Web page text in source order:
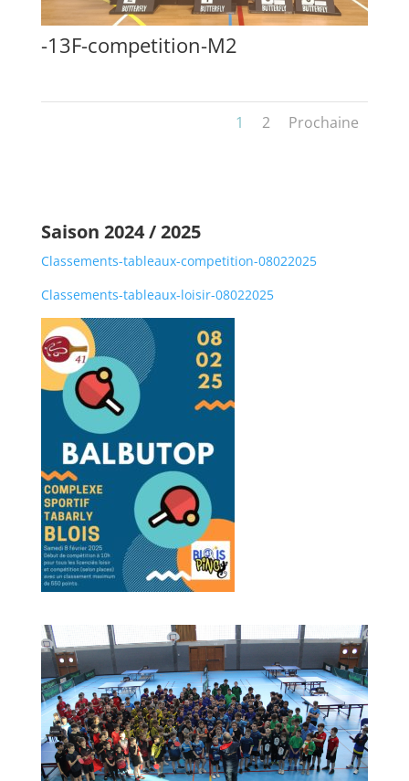
-13F-competition-M2
1 2 Prochaine
Saison 2024 / 2025
Classements-tableaux-competition-08022025
Classements-tableaux-loisir-08022025